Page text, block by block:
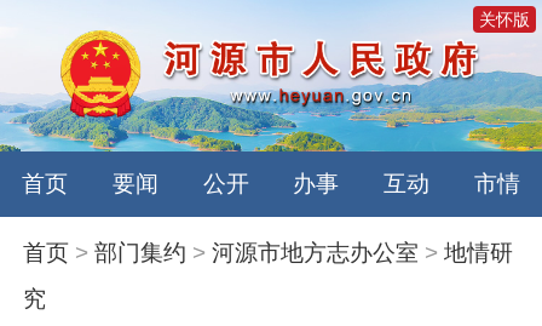
关怀版
首页 要闻 公开 办事 互动 市情
首页 >部门集约 >河源市地方志办公室 >地情研
究